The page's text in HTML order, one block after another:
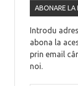
ABONARE LA
Introdu
abona la
prin email
noi.